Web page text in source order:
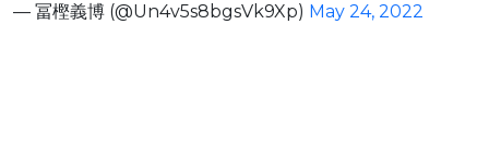
— 冨樫義博 (@Un4v5s8bgsVk9Xp) May 24, 2022